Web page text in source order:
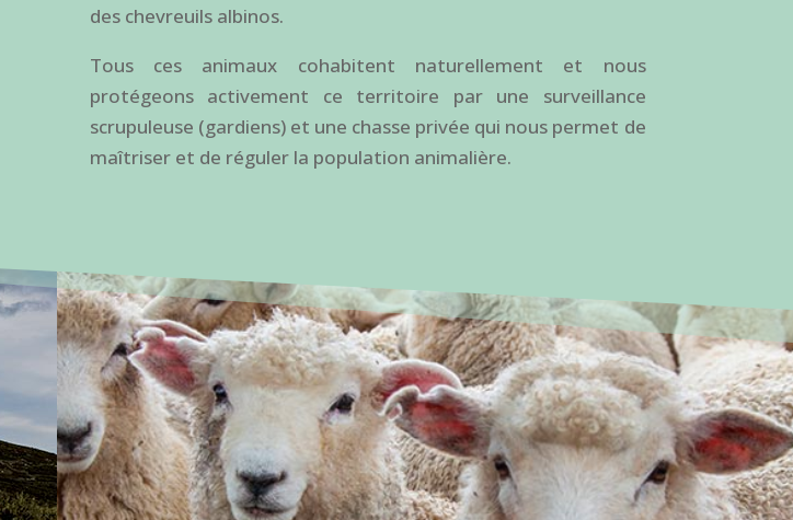
des chevreuils albinos.
Tous ces animaux cohabitent naturellement et nous
protégeons activement ce territoire par une surveillance
scrupuleuse (gardiens) et une chasse privée qui nous permet de
maîtriser et de réguler la population animalière.